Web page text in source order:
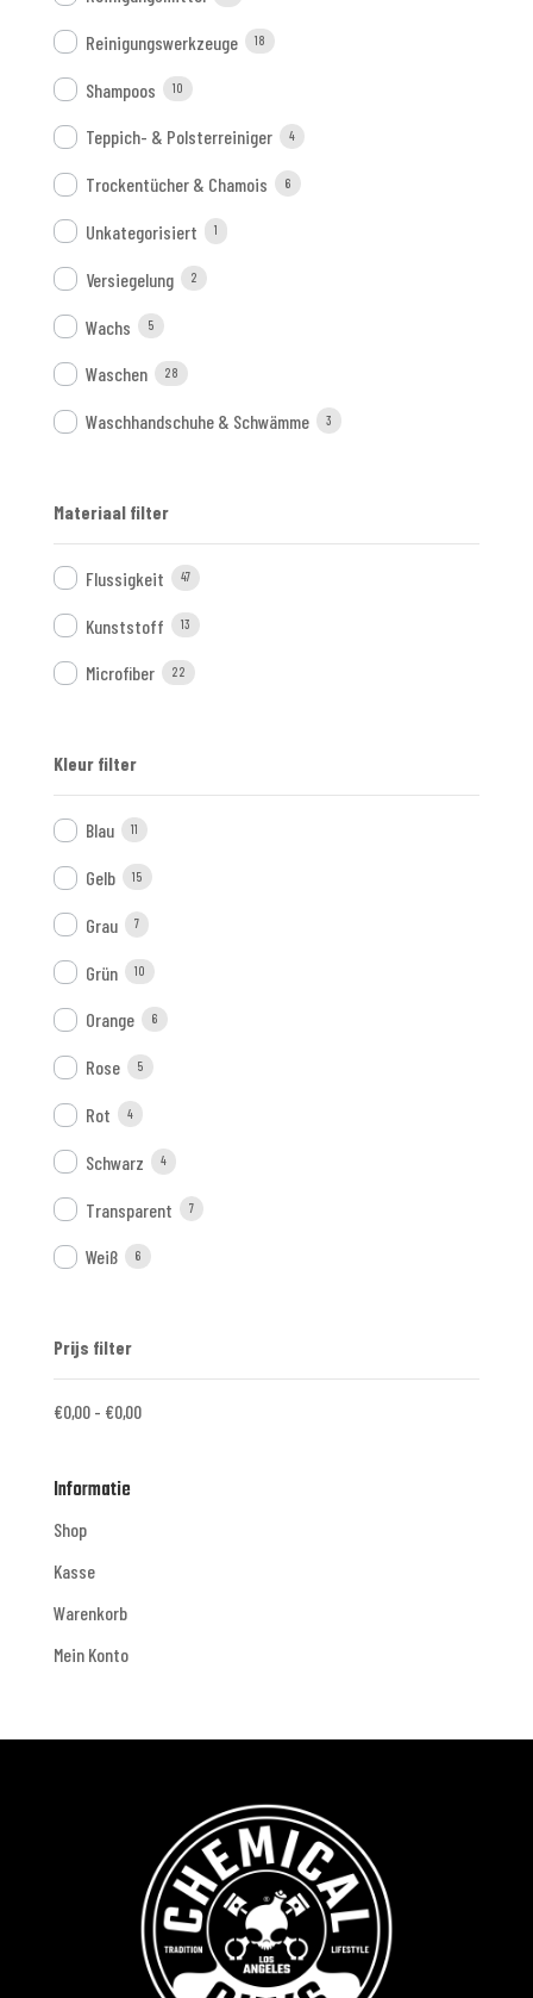
Reinigungswerkzeuge 18
Shampoos 10
Teppich- & Polsterreiniger 4
Trockentücher & Chamois 6
Unkategorisiert 1
Versiegelung 2
Wachs 5
Waschen 28
Waschhandschuhe & Schwämme 3
Materiaal filter
Flussigkeit 47
Kunststoff 13
Microfiber 22
Kleur filter
Blau 11
Gelb 15
Grau 7
Grün 10
Orange 6
Rose 5
Rot 4
Schwarz 4
Transparent 7
Weiß 6
Prijs filter
€0,00- €0,00
Informatie
Shop
Kasse
Warenkorb
Mein Konto